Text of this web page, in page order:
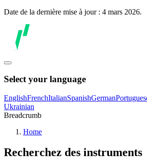
Date de la dernière mise à jour : 4 mars 2026.
Select your language
EnglishFrenchItalianSpanishGerman
Ukrainian
Breadcrumb
Home
Recherchez des instruments